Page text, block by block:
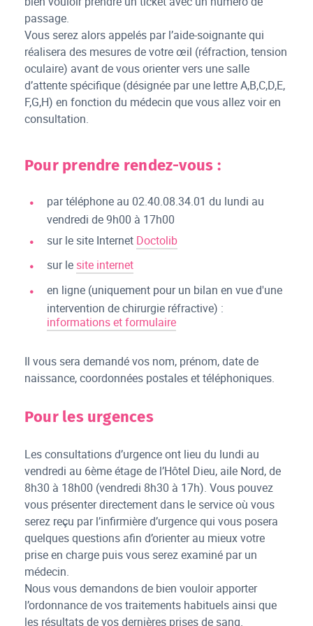
passage.
Vous serez alors appelés par l’aide-soignante qui
réalisera des mesures de votre œil (réfraction, tension
oculaire) avant de vous orienter vers une salle
d’attente spécifique (désignée par une lettre A,B,C,D,E,
F,G,H) en fonction du médecin que vous allez voir en
consultation.
Pour prendre rendez-vous :
par téléphone au 02.40.08.34.01 du lundi au
vendredi de 9h00 à 17h00
sur le site Internet Doctolib
sur le site internet
en ligne (uniquement pour un bilan en vue d'une
intervention de chirurgie réfractive) :
informations et formulaire
Il vous sera demandé vos nom, prénom, date de
naissance, coordonnées postales et téléphoniques.
Pour les urgences
Les consultations d’urgence ont lieu du lundi au
vendredi au 6ème étage de l’Hôtel Dieu, aile Nord, de
8h30 à 18h00 (vendredi 8h30 à 17h). Vous pouvez
vous présenter directement dans le service où vous
serez reçu par l’infirmière d’urgence qui vous posera
quelques questions afin d’orienter au mieux votre
prise en charge puis vous serez examiné par un
médecin.
Nous vous demandons de bien vouloir apporter
l’ordonnance de vos traitements habituels ainsi que
les résultats de vos dernières prises de sang.